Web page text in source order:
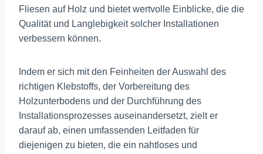
Fliesen auf Holz und bietet wertvolle Einblicke, die die
Qualität und Langlebigkeit solcher Installationen
verbessern können.
Indem er sich mit den Feinheiten der Auswahl des
richtigen Klebstoffs, der Vorbereitung des
Holzunterbodens und der Durchführung des
Installationsprozesses auseinandersetzt, zielt er
darauf ab, einen umfassenden Leitfaden für
diejenigen zu bieten, die ein nahtloses und